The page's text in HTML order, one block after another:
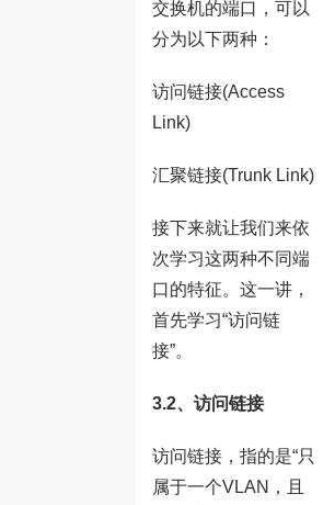
交换机的端口，可以
分为以下两种：
访问链接(Access
Link)
汇聚链接(Trunk Link)
接下来就让我们来依
次学习这两种不同端
口的特征。这一讲，
首先学习“访问链
接”。
3.2、访问链接
访问链接，指的是“只
属于一个VLAN，且